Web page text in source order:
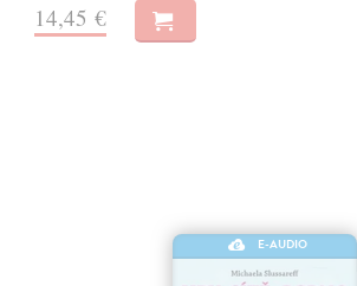
14,45 €
E-AUDIO